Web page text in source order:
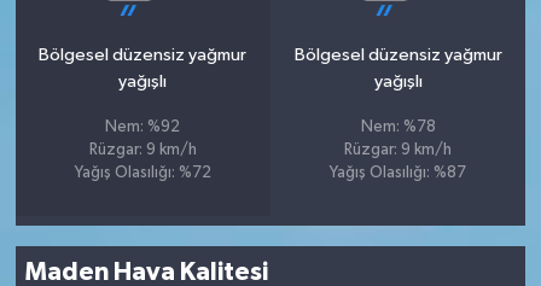
Bölgesel düzensiz yağmur
yağışlı
Nem: %92
Rüzgar: 9 km/h
Yağış Olasılığı: %72
Bölgesel düzensiz yağmur
yağışlı
Nem: %78
Rüzgar: 9 km/h
Yağış Olasılığı: %87
Maden Hava Kalitesi